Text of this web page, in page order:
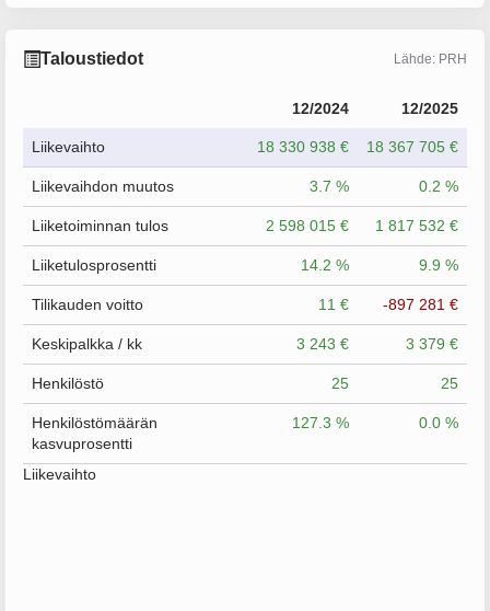
Taloustiedot Lähde: PRH
12/2024 12/2025
Liikevaihto 18 330 938 € 18 367 705 €
Liikevaihdon muutos 3.7 % 0.2 %
Liiketoiminnan tulos 2 598 015 € 1 817 532 €
Liiketulosprosentti 14.2 % 9.9 %
Tilikauden voitto 11 € -897 281 €
Keskipalkka / kk 3 243 € 3 379 €
Henkilöstö 25 25
Henkilöstömäärän
kasvuprosentti
127.3 % 0.0 %
Liikevaihto